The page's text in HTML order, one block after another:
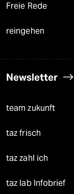
Freie Rede
reingehen
Newsletter
team zukunft
taz frisch
taz zahl ich
taz lab Infobrief